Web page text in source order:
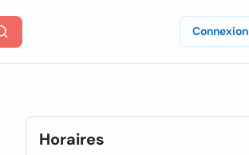
Connexion
Horaires